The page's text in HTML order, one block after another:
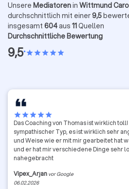
Unsere Mediatorenin Wittmund
durchschnittlich mit einer9,5
insgesamt 604aus 11Quellen
Durchschnittliche Bewertung
9,5•starstarstarstarstar
starstarstarstarstar
Das Coaching von Thomas ist wirklich
sympathischer Typ, es ist wirklich sehr
und Weise wie er mit mir gearbeitet hat
und er hat mir verschiedene Dinge sehr
nahegebracht
Vipex_Arjan vor Google
06.02.2026